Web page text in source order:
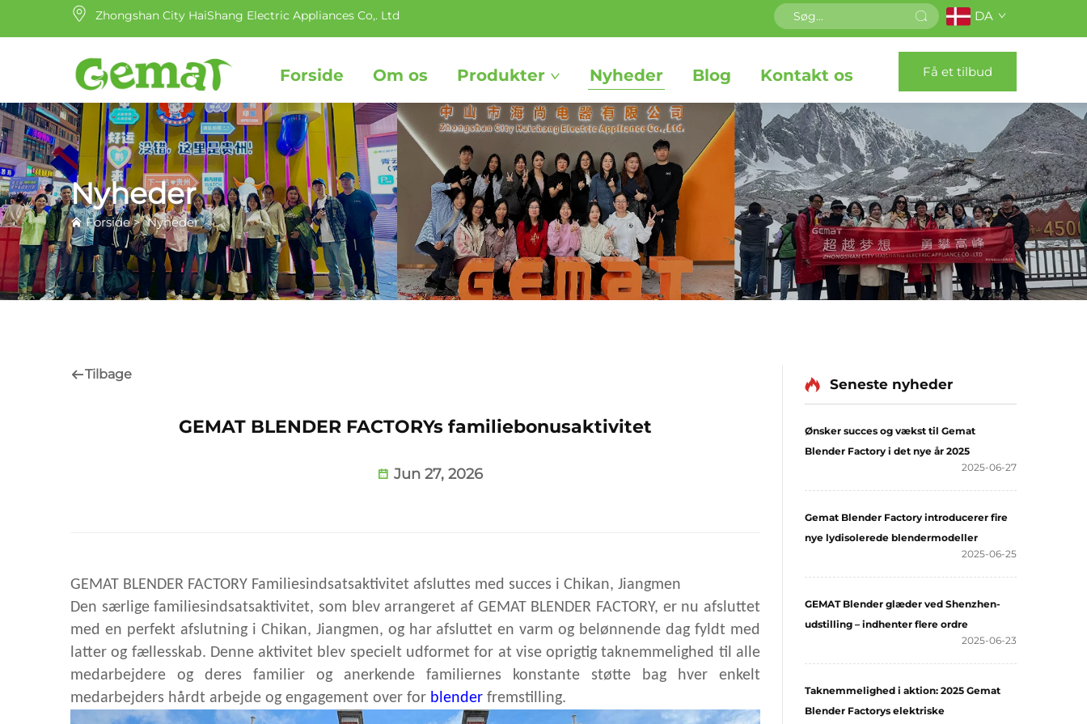
Zhongshan City HaiShang Electric Appliances Co,. Ltd DA
Forside Om os Produkter Nyheder Blog Kontakt os Få et tilbud
Nyheder
Forside>Nyheder
Tilbage
GEMAT BLENDER FACTORYs familiebonusaktivitet
Jun 27, 2026
GEMAT BLENDER FACTORY Familiesindsatsaktivitet afsluttes med succes i Chikan, Jiangmen
Den særlige familiesindsatsaktivitet, som blev arrangeret af GEMAT BLENDER FACTORY, er nu afsluttet
med en perfekt afslutning i Chikan, Jiangmen, og har afsluttet en varm og belønnende dag fyldt med
latter og fællesskab. Denne aktivitet blev specielt udformet for at vise oprigtig taknemmelighed til alle
medarbejdere og deres familier og anerkende familiernes konstante støtte bag hver enkelt
medarbejders hårdt arbejde og engagement over for blender fremstilling.
Seneste nyheder
Ønsker succes og vækst til Gemat
Blender Factory i det nye år 2025
2025-06-27
Gemat Blender Factory introducerer fire
nye lydisolerede blendermodeller
2025-06-25
GEMAT Blender glæder ved Shenzhen-
udstilling – indhenter flere ordre
2025-06-23
Taknemmelighed i aktion: 2025 Gemat
Blender Factorys elektriske